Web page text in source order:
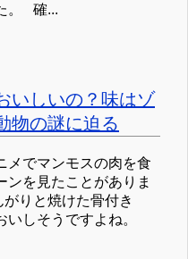
。 確...
いしいの？味はゾ
物の謎に迫る
メでマンモスの肉を食
ンを見たことがありま
りと焼けた骨付き
いしそうですよね。